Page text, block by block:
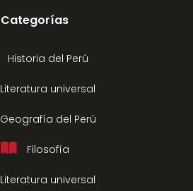
Categorías
Historia del Perú
Literatura universal
Geografía del Perú
Filosofía
Literatura universal